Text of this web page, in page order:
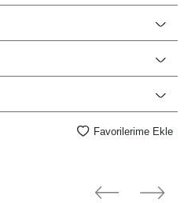
Sarı Altın / Gold
Favorilerime Ekle